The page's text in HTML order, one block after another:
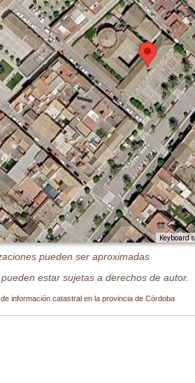
Keyboard
pueden ser aproximadas
estar sujetas a derechos de autor.
de información catastral en la provincia de Córdoba